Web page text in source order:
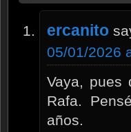
ercanito
05/01/2026
Vaya, pues
Rafa.
años.